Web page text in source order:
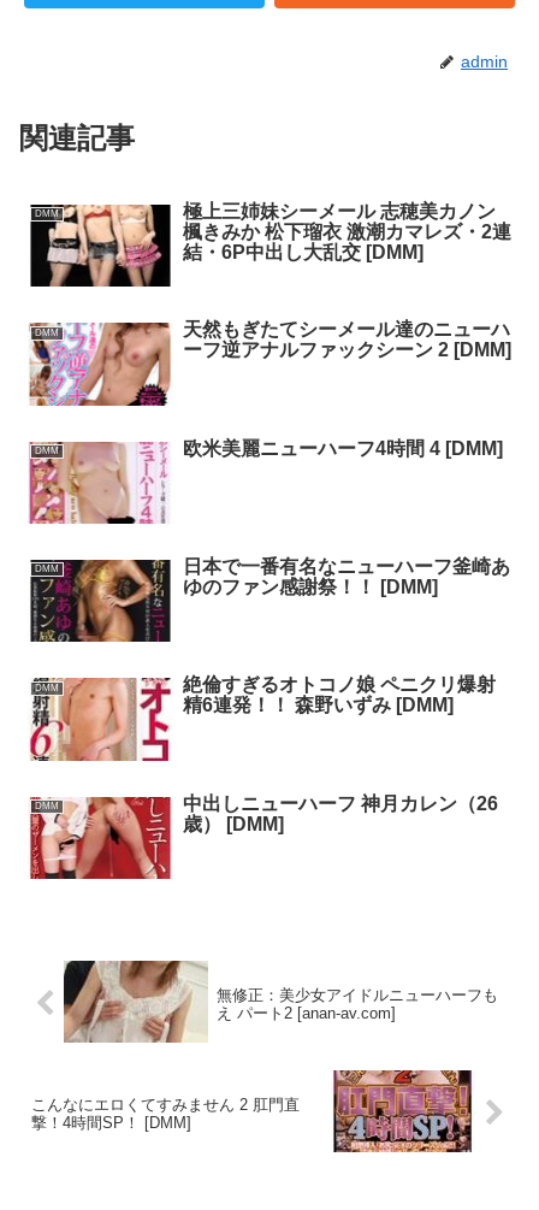
admin
関連記事
DMM
極上三姉妹シーメール 志穂美カノン
楓きみか 松下瑠衣 激潮カマレズ・2連
結・6P中出し大乱交 [DMM]
DMM
天然もぎたてシーメール達のニューハ
ーフ逆アナルファックシーン 2 [DMM]
DMM 欧米美麗ニューハーフ4時間 4 [DMM]
DMM
日本で一番有名なニューハーフ釜崎あ
ゆのファン感謝祭！！ [DMM]
DMM
絶倫すぎるオトコノ娘 ペニクリ爆射
精6連発！！ 森野いずみ [DMM]
DMM
中出しニューハーフ 神月カレン（26
歳） [DMM]
無修正：美少女アイドルニューハーフも
え パート2 [anan-av.com]
こんなにエロくてすみません 2 肛門直
撃！4時間SP！ [DMM]